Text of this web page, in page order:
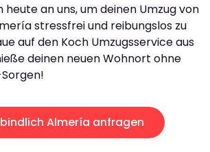
an uns, um deinen Umzug von
stressfrei und reibungslos zu
auf den Koch Umzugsservice aus
deinen neuen Wohnort ohne
Almería anfragen